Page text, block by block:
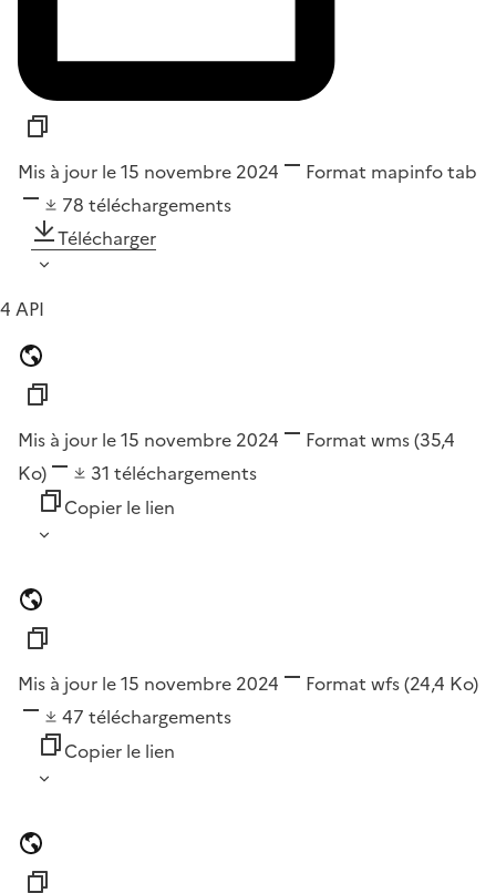
Mis à jour le 15 novembre 2024 Format mapinfo tab
78 téléchargements
Télécharger
4 API
Mis à jour le 15 novembre 2024 Format wms(35,4
Ko)
31 téléchargements
Copier le lien
Mis à jour le 15 novembre 2024 Format wfs(24,4 Ko)
47 téléchargements
Copier le lien